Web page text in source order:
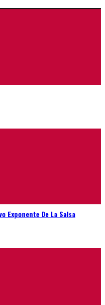
Exponente De La Salsa